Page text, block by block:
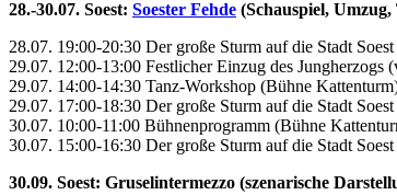
28.-30.07. Soest: Soester Fehde (Schauspiel, Umzug,
28.07. 19:00-20:30 Der große Sturm auf die Stadt
29.07. 12:00-13:00 Festlicher Einzug des Jungherzogs
29.07. 14:00-14:30 Tanz-Workshop (Bühne
29.07. 17:00-18:30 Der große Sturm auf die Stadt
30.07. 10:00-11:00 Bühnenprogramm (Bühne
30.07. 15:00-16:30 Der große Sturm auf die Stadt
30.09. Soest: Gruselintermezzo (szenarische